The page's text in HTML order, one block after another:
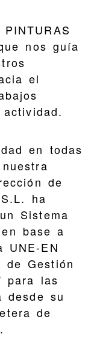
nos guía
el
en todas
de
ha
Sistema
base a
EN
de Gestión
para las
desde su
de